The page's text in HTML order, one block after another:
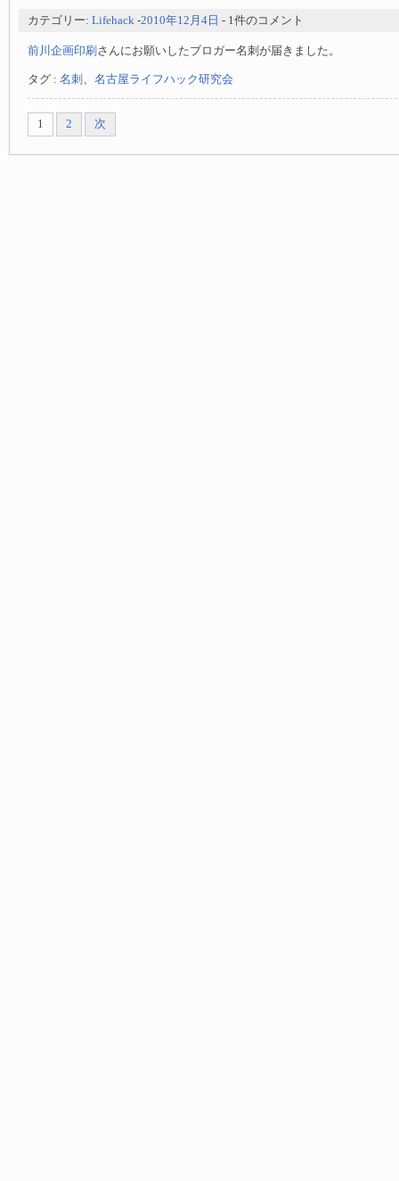
カテゴリー: Lifehack -2010年12月4日 - 1件のコメント
前川企画印刷 さんにお願いしたブロガー名刺が届きました。
タグ : 名刺 、 名古屋ライフハック研究会
1 2 次